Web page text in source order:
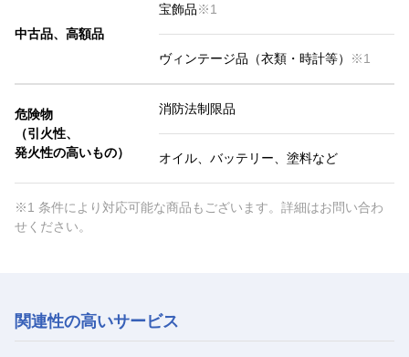
中古品、高額品
宝飾品※1
ヴィンテージ品（衣類・時計等） ※1
危険物
（引火性、
発火性の高いもの）
消防法制限品
オイル、バッテリー、塗料など
※1 条件により対応可能な商品もございます。詳細はお問い合わ
せください。
関連性の高いサービス